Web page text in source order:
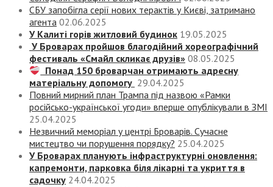
СБУ запобігла серії нових терактів у Києві, затримано
агента 02.06.2025
У Калиті горів житловий будинок 19.05.2025
У Броварах пройшов благодійний хореографічний
фестиваль «Смайл скликає друзів» 08.05.2025
Понад 150 броварчан отримають адресну
матеріальну допомогу 29.04.2025
Повний мирний план Трампа під назвою «‎Рамки
російсько-української угоди» вперше опублікували в ЗМІ
25.04.2025
Незвичний меморіал у центрі Броварів. Сучасне
мистецтво чи порушення порядку? 25.04.2025
У Броварах планують інфраструктурні оновлення:
капремонти, парковка біля лікарні та укриття в
садочку 24.04.2025